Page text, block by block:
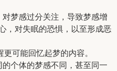
对梦感过分关注，导致梦感增
，对失眠的恐惧，以至形成恶
更可能回忆起梦的内容。
的个体的梦感不同，甚至同一